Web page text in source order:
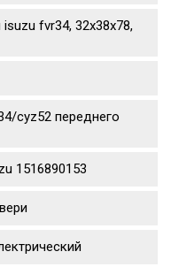
fvr34, 32x38x78,
cyz52 переднего
1516890153